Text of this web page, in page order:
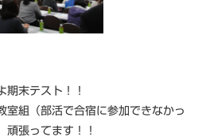
期末テスト！！
室組（部活で合宿に参加できなかっ
頑張ってます！！